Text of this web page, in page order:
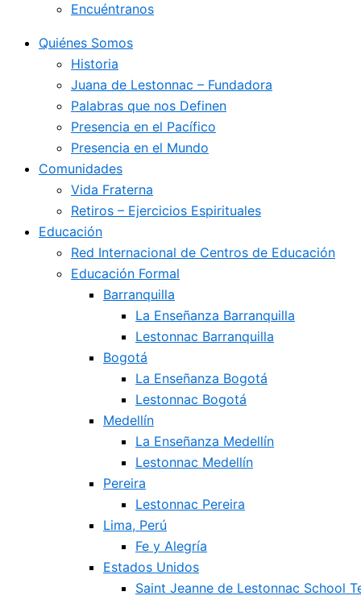
Encuéntranos
Quiénes Somos
Historia
Juana de Lestonnac – Fundadora
Palabras que nos Definen
Presencia en el Pacífico
Presencia en el Mundo
Comunidades
Vida Fraterna
Retiros – Ejercicios Espirituales
Educación
Red Internacional de Centros de Educación
Educación Formal
Barranquilla
La Enseñanza Barranquilla
Lestonnac Barranquilla
Bogotá
La Enseñanza Bogotá
Lestonnac Bogotá
Medellín
La Enseñanza Medellín
Lestonnac Medellín
Pereira
Lestonnac Pereira
Lima, Perú
Fe y Alegría
Estados Unidos
Saint Jeanne de Lestonnac School